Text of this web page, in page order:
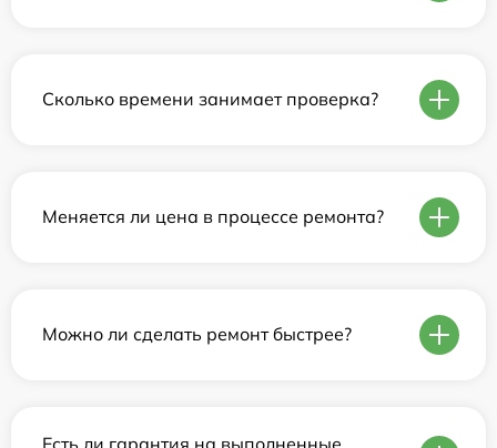
Сколько времени занимает проверка?
Меняется ли цена в процессе ремонта?
Можно ли сделать ремонт быстрее?
Есть ли гарантия на выполненные